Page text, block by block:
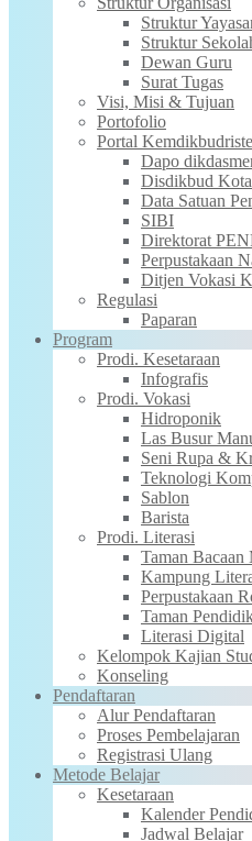
Struktur
Struktur
Dewan Guru
Surat Tugas
Visi, Misi & Tujuan
Portofolio
Portal
Dapo
Disdikbud
Data Satuan
SIBI
Direktorat
Perpustakaan
Ditjen Vokasi
Regulasi
Paparan
Program
Prodi. Kesetaraan
Infografis
Prodi. Vokasi
Hidroponik
Las Busur
Seni Rupa &
Teknologi
Sablon
Barista
Prodi. Literasi
Taman Bacaan
Kampung
Perpustakaan
Taman
Literasi Digital
Kelompok Kajian
Konseling
Pendaftaran
Alur Pendaftaran
Proses Pembelajaran
Registrasi Ulang
Metode Belajar
Kesetaraan
Kalender
Jadwal Belajar